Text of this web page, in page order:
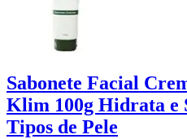
Sabonete Facial
Klim 100g Hidrata e
Tipos de Pele